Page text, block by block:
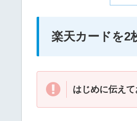
楽天カードを2
はじめに伝え